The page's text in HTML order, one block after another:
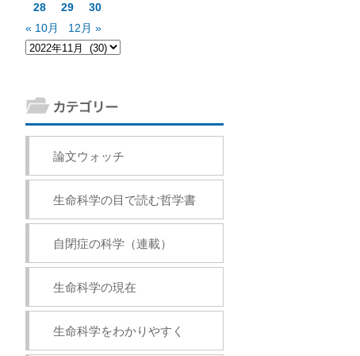
28
29
30
« 10月
12月 »
論文ウォッチ
生命科学の目で読む哲学書
自閉症の科学（連載）
生命科学の現在
生命科学をわかりやすく